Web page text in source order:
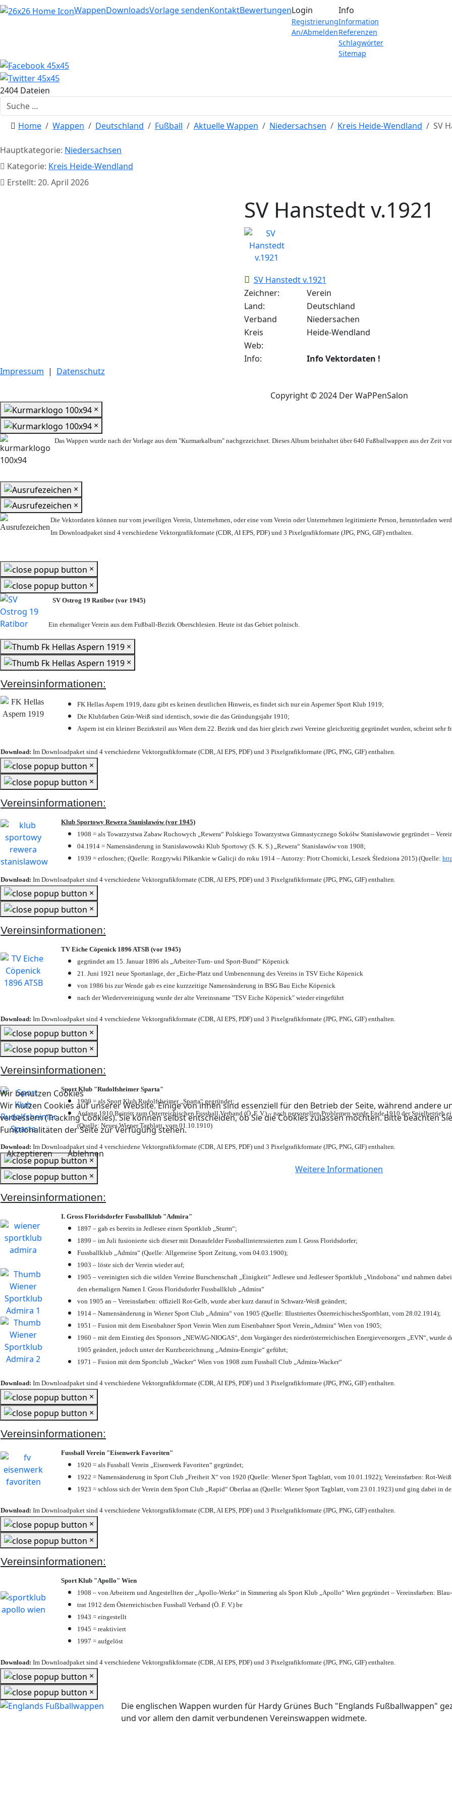
Home
WappenDownloadsVorlage sendenKontaktBewertungenLogin
Registrierung
An/Abmelden
Info
Information
Referenzen
Schlagwörter
Sitemap
2404 Dateien
Suchen
Home Wappen Deutschland Fußball Aktuelle Wappen Niedersachsen Kreis Heide-Wendland SV
Hauptkategorie: Niedersachsen
Kategorie: Kreis Heide-Wendland
Erstellt: 20. April 2026
SV Hanstedt v.1921
SV Hanstedt v.1921
Zeichner:
Verein
Land:
Deutschland
Verband
Niedersachen
Kreis
Heide-Wendland
Web:
Info:
Info Vektordaten !
Impressum | Datenschutz
Copyright © 2024 Der WaPPenSalon
Wir benutzen Cookies
Wir nutzen Cookies auf unserer Website. Einige von ihnen sind essenziell für den Betrieb der Seite, während andere
verbessern (Tracking Cookies). Sie können selbst entscheiden, ob Sie die Cookies zulassen möchten. Bitte beachten
Funktionalitäten der Seite zur Verfügung stehen.
Akzeptieren
Ablehnen
Weitere Informationen
×
×
Das Wappen wurde nach der Vorlage aus dem "Kurmarkalbum" nachgezeichnet. Dieses Album beinhaltet über 640 Fußballwappen aus der Zeit
×
×
Die Vektordaten können nur vom jeweiligen Verein, Unternehmen, oder eine vom Verein oder Unternehmen legitimierte Person, herunterladen
Im Downloadpaket sind 4 verschiedene Vektorgrafikformate (CDR, AI EPS, PDF) und 3 Pixelgrafikformate (JPG, PNG, GIF) enthalten.
×
×
SV Ostrog 19 Ratibor (vor 1945)
Ein ehemaliger Verein aus dem Fußball-Bezirk Oberschlesien. Heute ist das Gebiet polnisch.
×
×
Vereinsinformationen:
FK Hellas Aspern 1919, dazu gibt es keinen deutlichen Hinweis, es findet sich nur ein Asperner Sport Klub 1919;
Die Klubfarben Grün-Weiß sind identisch, sowie die das Gründungsjahr 1910;
Aspern ist ein kleiner Bezirksteil aus Wien dem 22. Bezirk und das hier gleich zwei Vereine gleichzeitig gegründet wurden, scheint sehr
Download: Im Downloadpaket sind 4 verschiedene Vektorgrafikformate (CDR, AI EPS, PDF) und 3 Pixelgrafikformate (JPG, PNG, GIF) enthalten.
×
×
Vereinsinformationen:
Klub Sportowy Rewera Stanisławów (vor 1945)
1908 = als Towarzystwa Zabaw Ruchowych „Rewera“ Polskiego Towarzystwa Gimnastycznego Sokółw Stanisławowie gegründet –
04.1914 = Namensänderung in Stanisławowski Klub Sportowy (S. K. S.) „Rewera“ Stanisławów von 1908;
1939 = erloschen; (Quelle: Rozgrywki Piłkarskie w Galicji do roku 1914 – Autorzy: Piotr Chomicki, Leszek Śledziona 2015) (Quelle:
Download: Im Downloadpaket sind 4 verschiedene Vektorgrafikformate (CDR, AI EPS, PDF) und 3 Pixelgrafikformate (JPG, PNG, GIF) enthalten.
×
×
Vereinsinformationen:
TV Eiche Cöpenick 1896 ATSB (vor 1945)
gegründet am 15. Januar 1896 als „Arbeiter-Turn- und Sport-Bund“ Köpenick
21. Juni 1921 neue Sportanlage, der „Eiche-Platz und Umbenennung des Vereins in TSV Eiche Köpenick
von 1986 bis zur Wende gab es eine kurzzeitige Namensänderung in BSG Bau Eiche Köpenick
nach der Wiedervereinigung wurde der alte Vereinsname "TSV Eiche Köpenick" wieder eingeführt
Download: Im Downloadpaket sind 4 verschiedene Vektorgrafikformate (CDR, AI EPS, PDF) und 3 Pixelgrafikformate (JPG, PNG, GIF) enthalten.
×
×
Vereinsinformationen:
Sport Klub "Rudolfsheimer Sparta"
1909 = als Sport Klub Rudolfsheimer „Sparta“ gegründet;
Anfang 1910 Beitritt zum Österreichischen Fussball Verband (Ö. F. V.) – nach personellen Problemen wurde Ende 1910 der
(Quelle: Neues Wiener Tagblatt, vom 01.10.1910)
Download: Im Downloadpaket sind 4 verschiedene Vektorgrafikformate (CDR, AI EPS, PDF) und 3 Pixelgrafikformate (JPG, PNG, GIF) enthalten.
×
×
Vereinsinformationen:
I. Gross Floridsdorfer Fussballklub "Admira"
1897 – gab es bereits in Jedlesee einen Sportklub „Sturm“;
1899 – im Juli fusionierte sich dieser mit Donaufelder Fussballinteressierten zum I. Gross Floridsdorfer;
Fussballklub „Admira“ (Quelle: Allgemeine Sport Zeitung, vom 04.03.1900);
1903 – löste sich der Verein wieder auf;
1905 – vereinigten sich die wilden Vereine Burschenschaft „Einigkeit“ Jedlesee und Jedleseer Sportklub „Vindobona“ und nahmen
den ehemaligen Namen I. Gross Floridsdorfer Fussballklub „Admira“
von 1905 an – Vereinsfarben: offiziell Rot-Gelb, wurde aber kurz darauf in Schwarz-Weiß geändert;
1914 – Namensänderung in Wiener Sport Club „Admira“ von 1905 (Quelle: Illustriertes ÖsterreichischesSportblatt, vom 28.02.1914);
1951 – Fusion mit dem Eisenbahner Sport Verein Wien zum Eisenbahner Sport Verein„Admira“ Wien von 1905;
1960 – mit dem Einstieg des Sponsors „NEWAG-NIOGAS“, dem Vorgänger des niederösterreichischen Energieversorgers „EVN“,
1905 geändert, jedoch unter der Kurzbezeichnung „Admira-Energie“ geführt;
1971 – Fusion mit dem Sportclub „Wacker“ Wien von 1908 zum Fussball Club „Admira-Wacker“
Download: Im Downloadpaket sind 4 verschiedene Vektorgrafikformate (CDR, AI EPS, PDF) und 3 Pixelgrafikformate (JPG, PNG, GIF) enthalten.
×
×
Vereinsinformationen:
Fussball Verein "Eisenwerk Favoriten"
1920 = als Fussball Verein „Eisenwerk Favoriten“ gegründet;
1922 = Namensänderung in Sport Club „Freiheit X“ von 1920 (Quelle: Wiener Sport Tagblatt, vom 10.01.1922); Vereinsfarben: Rot-
1923 = schloss sich der Verein dem Sport Club „Rapid“ Oberlaa an (Quelle: Wiener Sport Tagblatt, vom 23.01.1923) und ging dabei in
Download: Im Downloadpaket sind 4 verschiedene Vektorgrafikformate (CDR, AI EPS, PDF) und 3 Pixelgrafikformate (JPG, PNG, GIF) enthalten.
×
×
Vereinsinformationen:
Sport Klub "Apollo" Wien
1908 – von Arbeitern und Angestellten der „Apollo-Werke“ in Simmering als Sport Klub „Apollo“ Wien gegründet – Vereinsfarben:
trat 1912 dem Österreichischen Fussball Verband (Ö. F. V.) be
1943 = eingestellt
1945 = reaktiviert
1997 = aufgelöst
Download: Im Downloadpaket sind 4 verschiedene Vektorgrafikformate (CDR, AI EPS, PDF) und 3 Pixelgrafikformate (JPG, PNG, GIF) enthalten.
×
×
Die englischen Wappen wurden für Hardy Grünes Buch "Englands Fußballwappen"
und vor allem den damit verbundenen Vereinswappen widmete.